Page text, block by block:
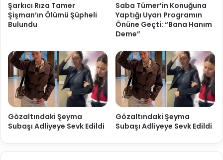
Şarkıcı Rıza Tamer
Şişman’ın Ölümü Şüpheli
Bulundu
Saba Tümer’in Konuğuna
Yaptığı Uyarı Programın
Önüne Geçti: “Bana Hanım
Deme”
Gözaltındaki Şeyma
Subaşı Adliyeye Sevk Edildi
Gözaltındaki Şeyma
Subaşı Adliyeye Sevk Edildi